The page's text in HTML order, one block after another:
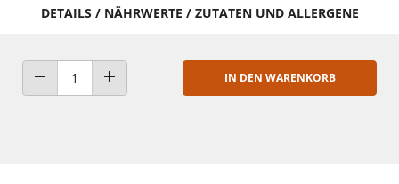
DETAILS / NÄHRWERTE / ZUTATEN UND ALLERGENE
ANZAHL VERRINGERNANZAHL ERHÖHEN
IN DEN WARENKORB